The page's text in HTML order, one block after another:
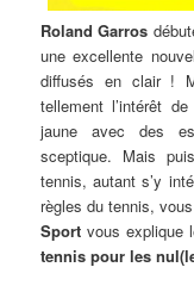
Roland Garros
une excellente
diffusés en clair !
tellement l’intérêt
jaune avec des
sceptique. Mais
tennis, autant s’y
règles du tennis,
Sport vous explique
tennis pour les